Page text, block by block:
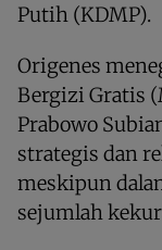
Putih (KDMP).
Origenes
Bergizi Gratis
Prabowo
strategis dan
meskipun
sejumlah